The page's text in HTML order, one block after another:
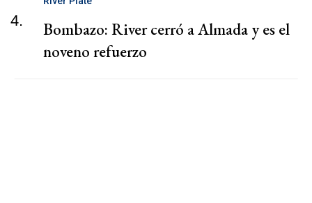
4.
Bombazo: River cerró a Almada y es el
noveno refuerzo